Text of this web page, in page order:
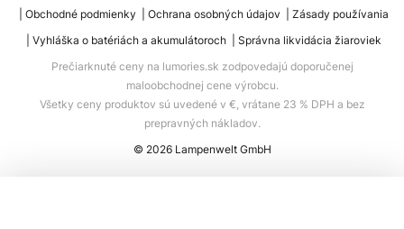
Obchodné podmienky
Ochrana osobných údajov
Zásady používania
Vyhláška o batériách a akumulátoroch
Správna likvidácia žiaroviek
Prečiarknuté ceny na lumories.sk zodpovedajú doporučenej
maloobchodnej cene výrobcu.
Všetky ceny produktov sú uvedené v €, vrátane 23 % DPH a bez
prepravných nákladov.
© 2026 Lampenwelt GmbH